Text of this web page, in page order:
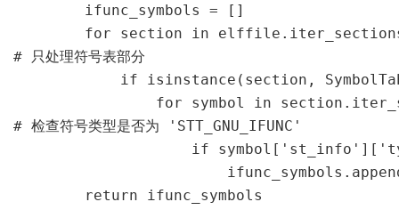
        ifunc_symbols = []
for section in
# 只处理符号表部分
if isinstance(section,
for symbol in
# 检查符号类型是否为 'STT_GNU_IFUNC'
if
        return ifunc_symbols